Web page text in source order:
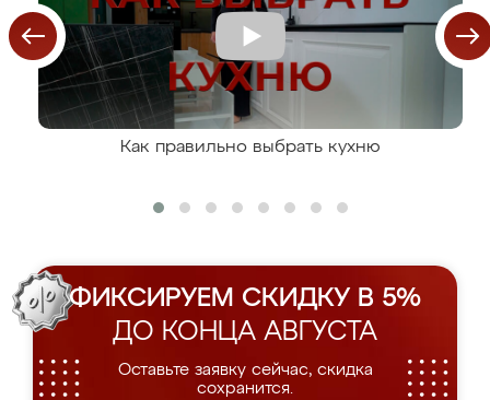
Как правильно выбрать кухню
ФИКСИРУЕМ СКИДКУ В 5%
ДО КОНЦА АВГУСТА
Оставьте заявку сейчас, скидка
сохранится.